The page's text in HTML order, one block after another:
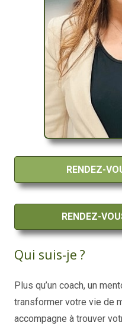
Qui suis-je ?
Plus qu’un coach, un
transformer votre vie de
accompagne à trouver
RENDEZ-
RENDEZ-